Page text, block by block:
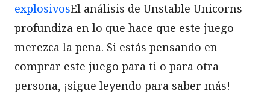
explosivosEl análisis de Unstable Unicorns
profundiza en lo que hace que este juego
merezca la pena. Si estás pensando en
comprar este juego para ti o para otra
persona, ¡sigue leyendo para saber más!